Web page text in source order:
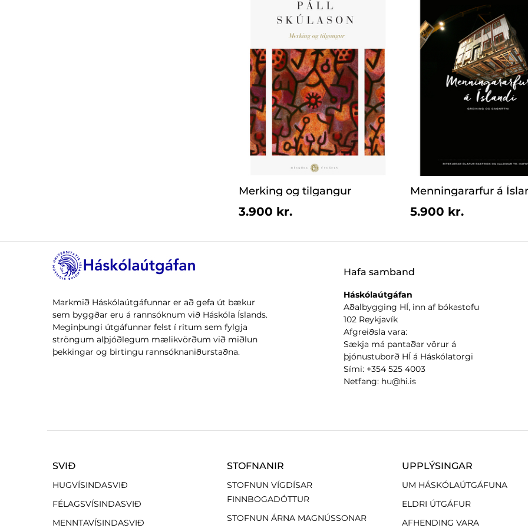
Merking og tilgangur
3.900 kr.
Menningararfur á
5.900 kr.
Markmið Háskólaútgáfunnar er að gefa út bækur
sem byggðar eru á rannsóknum við Háskóla Íslands.
Meginþungi útgáfunnar felst í ritum sem fylgja
ströngum alþjóðlegum mælikvörðum við miðlun
þekkingar og birtingu rannsóknaniðurstaðna.
Hafa samband
Háskólaútgáfan
Aðalbygging HÍ, inn af bókastofu
102 Reykjavík
Afgreiðsla vara:
Sækja má pantaðar vörur á
þjónustuborð HÍ á Háskólatorgi
Sími: +354 525 4003
Netfang: hu@hi.is
SVIÐ
HUGVÍSINDASVIÐ
FÉLAGSVÍSINDASVIÐ
MENNTAVÍSINDASVIÐ
STOFNANIR
STOFNUN VÍGDÍSAR
FINNBOGADÓTTUR
STOFNUN ÁRNA MAGNÚSSONAR
UPPLÝSINGAR
UM HÁSKÓLAÚTGÁFUNA
ELDRI ÚTGÁFUR
AFHENDING VARA